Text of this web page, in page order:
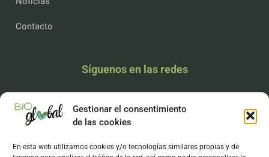
Gestionar el consentimiento
de las cookies
En esta web utilizamos cookies y/o tecnologías similares propias y de
Contacto
Síguenos en las redes